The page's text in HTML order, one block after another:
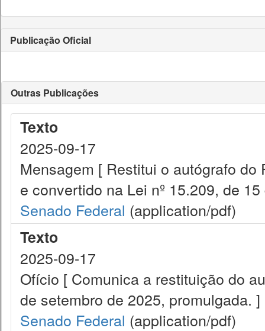
Publicação Oficial
Outras Publicações
Texto
2025-09-17
Mensagem [ Restitui o autógrafo
e convertido na Lei nº 15.209, de
Senado Federal (application/pdf)
Texto
2025-09-17
Ofício [ Comunica a restituição do
de setembro de 2025, promulgada. ]
Senado Federal (application/pdf)